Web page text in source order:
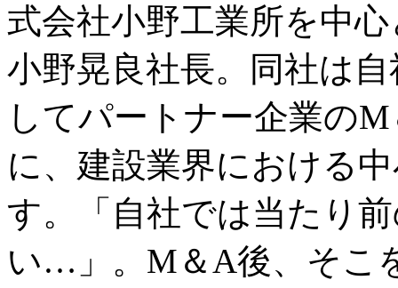
式会社小野工業所を中
小野晃良社長。同社は
してパートナー企業の
に、建設業界における
す。「自社では当たり
い…」。M＆A後、そこ